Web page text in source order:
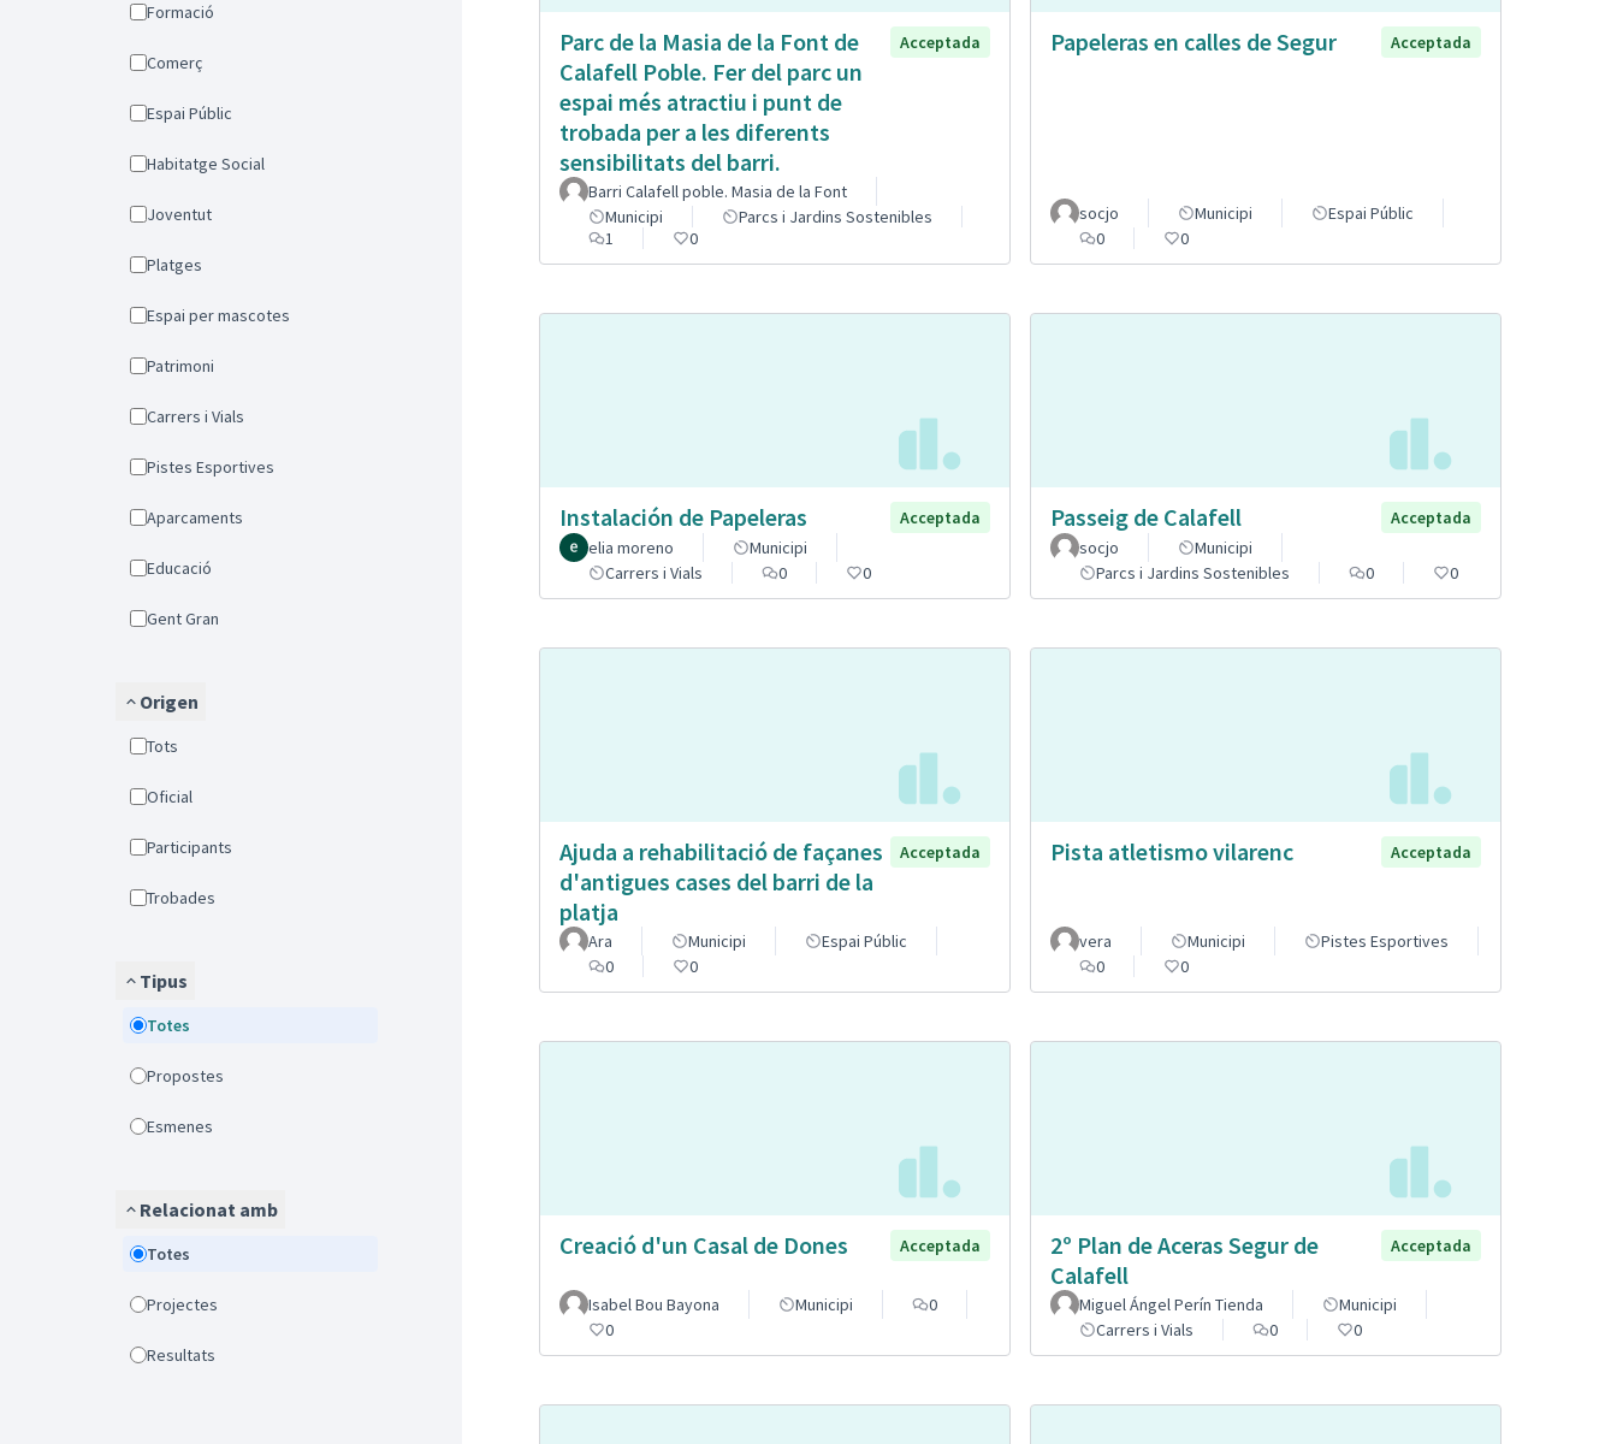
Formació
Comerç
Espai Públic
Habitatge Social
Joventut
Platges
Espai per mascotes
Patrimoni
Carrers i Vials
Pistes Esportives
Aparcaments
Educació
Gent Gran
Origen
Tots
Oficial
Participants
Trobades
Tipus
Totes
Propostes
Esmenes
Relacionat amb
Totes
Projectes
Resultats
Parc de la Masia de la Font de
Calafell Poble. Fer del parc un
espai més atractiu i punt de
trobada per a les diferents
sensibilitats del barri.
Acceptada
Barri Calafell poble. Masia de la Font
Municipi
Parcs i Jardins Sostenibles
1
0
Papeleras en calles de Segur Acceptada
socjo Municipi
Espai Públic
0
0
Instalación de Papeleras
Acceptada
elia moreno
Municipi
Carrers i Vials
0 0
Passeig de Calafell
Acceptada
socjo
Municipi
Parcs i Jardins Sostenibles
0 0
Ajuda a rehabilitació de façanes
d'antigues cases del barri de la
platja
Acceptada
Ara Municipi
Espai Públic
0
0
Pista atletismo vilarenc Acceptada
vera Municipi
Pistes Esportives
0
0
Creació d'un Casal de Dones Acceptada
Isabel Bou Bayona Municipi
0
0
2º Plan de Aceras Segur de
Calafell
Acceptada
Miguel Ángel Perín Tienda
Municipi
Carrers i Vials
0 0